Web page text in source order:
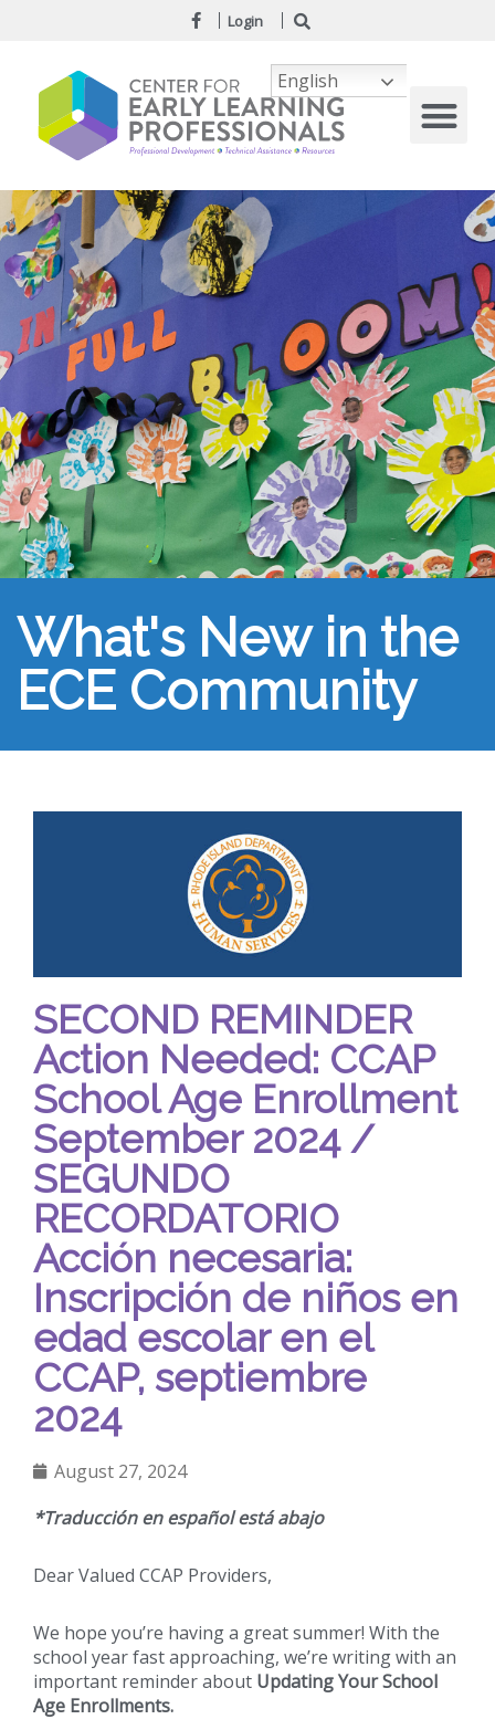
Login
What's New in the
ECE Community
SECOND REMINDER
Action Needed: CCAP
School Age Enrollment
September 2024 /
SEGUNDO
RECORDATORIO
Acción necesaria:
Inscripción de niños en
edad escolar en el
CCAP, septiembre
2024
August 27, 2024
*Traducción en español está abajo
Dear Valued CCAP Providers,
We hope you’re having a great summer! With the
school year fast approaching, we’re writing with an
important reminder about Updating Your School
Age Enrollments.
English